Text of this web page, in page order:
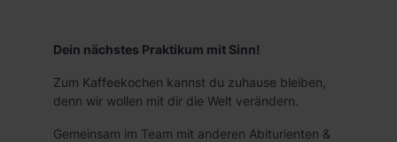
Dein nächstes Praktikum mit Sinn!
Zum Kaffeekochen kannst du zuhause bleiben,
denn wir wollen mit dir die Welt verändern.
Gemeinsam im Team mit anderen Abiturienten &